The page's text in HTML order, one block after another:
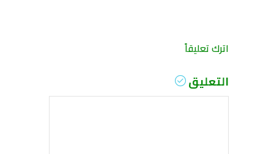
اترك تعليقاً
التعليق